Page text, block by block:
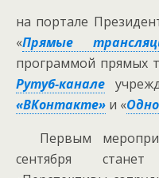
на портале
«Прямые
программой прямых
Рутуб-канале
«ВКонтакте» и «
Первым
сентября